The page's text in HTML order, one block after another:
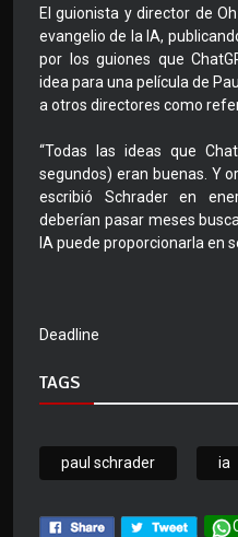
El guionista y director de
evangelio de la IA,
por los guiones que
idea para una película de
a otros directores como
“Todas las ideas que
segundos) eran buenas. Y
escribió Schrader en
deberían pasar meses
IA puede proporcionarla en
Deadline
TAGS
paul schrader ia